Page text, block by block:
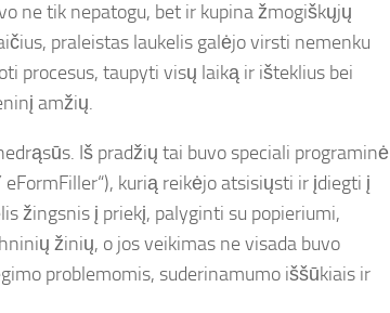
ne tik nepatogu, bet ir kupina žmogiškųjų
praleistas laukelis galėjo virsti nemenku
procesus, taupyti visų laiką ir išteklius bei
amžių.
Iš pradžių tai buvo speciali programinė
kurią reikėjo atsisiųsti ir įdiegti į
žingsnis į priekį, palyginti su popieriumi,
žinių, o jos veikimas ne visada buvo
problemomis, suderinamumo iššūkiais ir